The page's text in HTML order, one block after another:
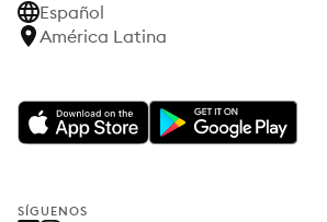
Español
América Latina
SÍGUENOS